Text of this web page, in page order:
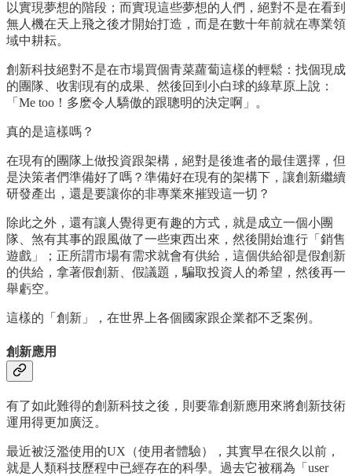
以實現夢想的階段；而實現這些夢想的人們，絕對不是在看到
無人機在天上飛之後才開始打造，而是在數十年前就在專業領
域中耕耘。
創新科技絕對不是在市場買個青菜蘿蔔這樣的輕鬆：找個現成
的團隊、收割現有的成果、然後回到小白球的綠草原上說：
「Me too！多麽令人驕傲的跟聰明的決定啊」。
真的是這樣嗎？
在現有的團隊上做投資跟架構，絕對是後進者的最佳選擇，但
是決策者們準備好了嗎？準備好在現有的架構下，讓創新繼續
研發產出，還是要讓你的非專業來摧毀這一切？
除此之外，還有讓人覺得更有趣的方式，就是成立一個小團
隊、煞有其事的跟風做了一些東西出來，然後開始進行「銷售
遊戲」；正所謂市場有需求就會有供給，這個供給卻是假創新
的供給，拿著假創新、假議題，騙取投資人的希望，然後再一
舉虧空。
這樣的「創新」，在世界上各個國家跟企業都不乏案例。
創新應用
有了如此難得的創新科技之後，則要靠創新應用來將創新技術
運用得更加廣泛。
最近被泛濫使用的UX（使用者體驗），其實早在很久以前，
就是人類科技歷程中已經存在的科學。過去它被稱為「user